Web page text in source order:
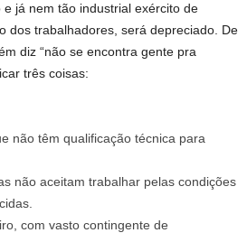
já nem tão industrial exército de
dos trabalhadores, será depreciado. De
diz “não se encontra gente pra
três coisas:
não têm qualificação técnica para
não aceitam trabalhar pelas condições
com vasto contingente de